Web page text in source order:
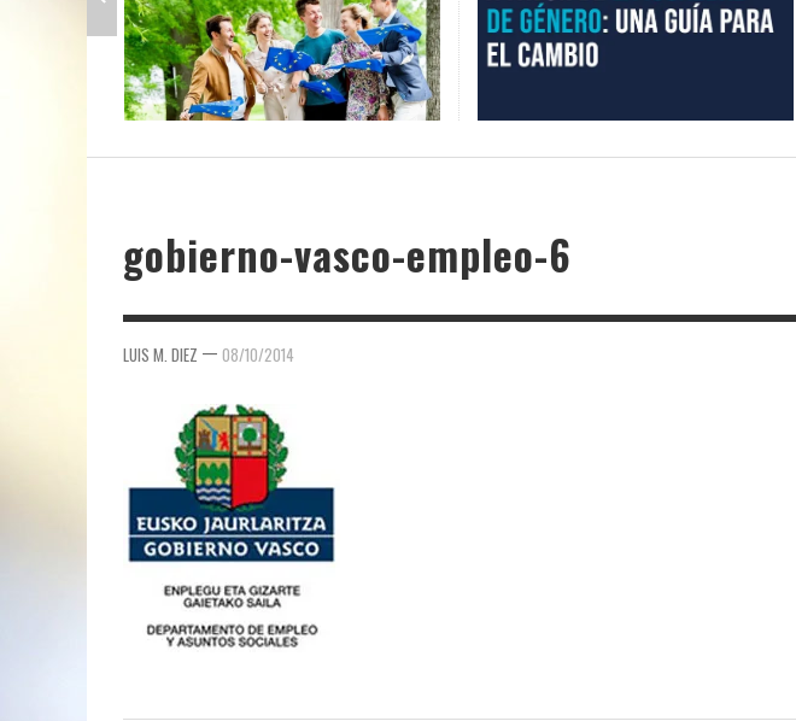
gobierno-vasco-empleo-6
LUIS M. DIEZ — 08/10/2014